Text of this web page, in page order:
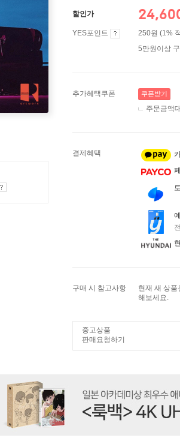
할인가
YES포인트
250원 (1%
5만원이상
추가혜택쿠폰 쿠폰받기
주문금액
결제혜택
구매 시 참고사항
현재 새 상품
해보세요.
중고상품
판매요청하기